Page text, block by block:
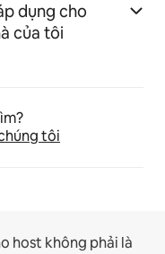
dụng cho
của tôi
tôi
host không phải là